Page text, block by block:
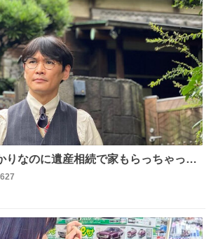
りなのに遺産相続で家もらっちゃった